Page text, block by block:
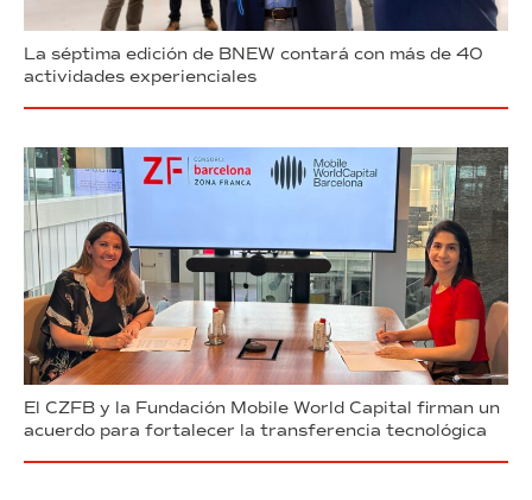
La séptima edición de BNEW contará con más de 40
actividades experienciales
El CZFB y la Fundación Mobile World Capital firman un
acuerdo para fortalecer la transferencia tecnológica